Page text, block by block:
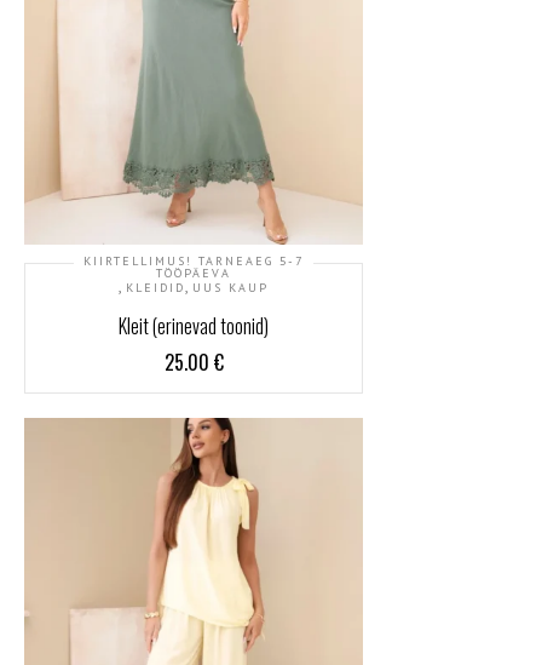
KIIRTELLIMUS! TARNEAEG 5-7
TÖÖPÄEVA
, KLEIDID, UUS KAUP
Kleit (erinevad toonid)
25.00 €